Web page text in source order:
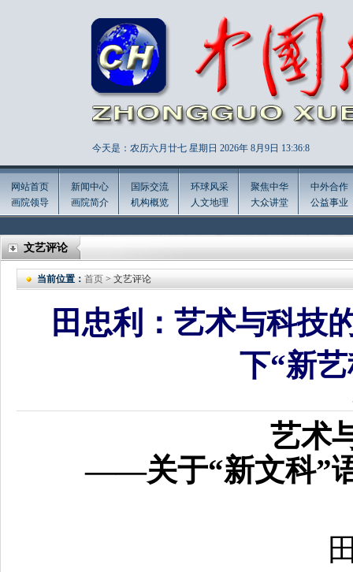
今天是：农历六月廿七 星期日 2026年 8月9日 13:36:9
网站首页
画院领导
新闻中心
画院简介
国际交流
机构概览
环球风采
人文地理
聚焦中华
大众讲堂
中外合作
公益事业
文艺评论
当前位置： 首页 > 文艺评论
田忠利：艺术与科
下“新
艺术
——关于“新文科”